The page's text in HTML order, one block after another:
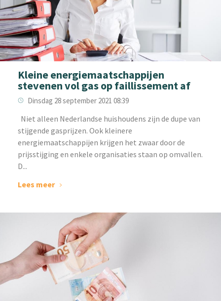
Kleine energiemaatschappijen
stevenen vol gas op faillissement af
Dinsdag 28 september 2021 08:39
Niet alleen Nederlandse huishoudens zijn de dupe van
stijgende gasprijzen. Ook kleinere
energiemaatschappijen krijgen het zwaar door de
prijsstijging en enkele organisaties staan op omvallen.
D...
Lees meer